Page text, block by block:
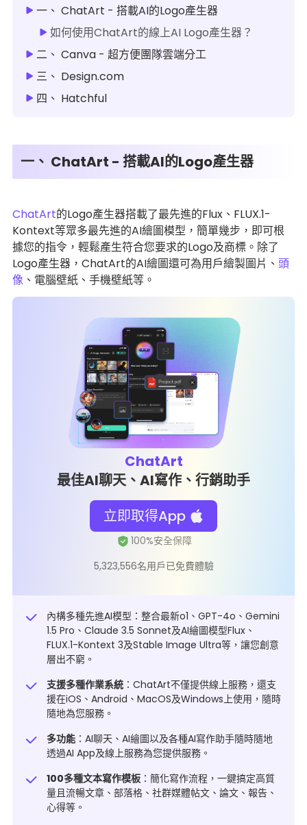
一、 ChatArt - 搭載AI的Logo產生器
如何使用ChatArt的線上AI Logo產生器？
二、 Canva - 超方便團隊雲端分工
三、 Design.com
四、 Hatchful
一、 ChatArt - 搭載AI的Logo產生器
ChatArt的Logo產生器搭載了最先進的Flux、FLUX.1-
Kontext等眾多最先進的AI繪圖模型，簡單幾步，即可根
據您的指令，輕鬆產生符合您要求的Logo及商標。除了
Logo產生器，ChatArt的AI繪圖還可為用戶繪製圖片、 頭
像 、電腦壁紙、手機壁紙等。
ChatArt
最佳AI聊天、AI寫作、行銷助手
立即取得App
5,323,556名用戶已免費體驗
內構多種先進AI模型：整合最新o1、GPT-4o、Gemini
1.5 Pro、Claude 3.5 Sonnet及AI繪圖模型Flux、
FLUX.1-Kontext 3及Stable Image Ultra等，讓您創意
層出不窮。
支援多種作業系統 ：ChatArt不僅提供線上服務，還支
援在iOS、Android、MacOS及Windows上使用，隨時
隨地為您服務。
多功能 ：AI聊天、AI繪圖以及各種AI寫作助手隨時隨地
透過AI App及線上服務為您提供服務。
100多種文本寫作模板：簡化寫作流程，一鍵搞定高質
量且流暢文章、部落格、社群媒體帖文、論文、報告、
心得等。